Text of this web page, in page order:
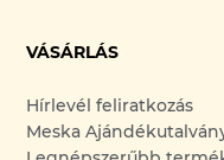
VÁSÁRLÁS
Hírlevél feliratkozás
Meska